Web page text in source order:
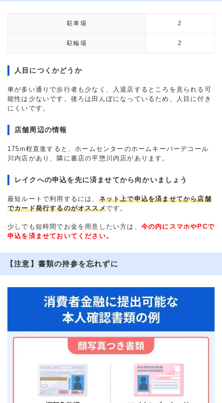
駐車場 2
駐輪場 2
人目につくかどうか
車が多い通りで歩行者も少なく、入退店するところを見られる可
能性は少ないです。後ろは田んぼになっているため、人目に付き
にくいです。
店舗周辺の情報
175m程直進すると、ホームセンターのホームキーパーデコール
川内店があり、隣に書店の平惣川内店があります。
レイクへの申込を先に済ませてから向かいましょう
最短ルートで利用するには、 ネット上で申込を済ませてから店舗
でカード発行するのがオススメです。
少しでも短時間でお金を用意したい方は、 今の内にスマホやPCで
申込を済ませておいてください。
【注意】書類の持参を忘れずに